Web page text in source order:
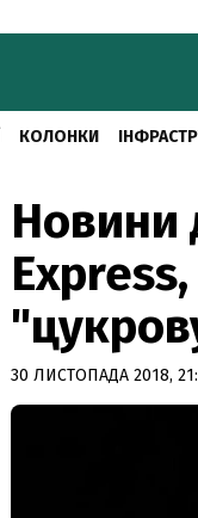
КОЛОНКИ
Новини
30 ЛИСТОПАДА 2018,